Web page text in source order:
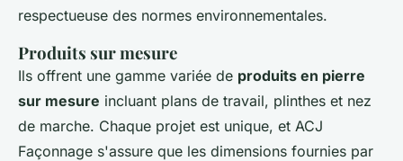
respectueuse des normes environnementales.
Produits sur mesure
Ils offrent une gamme variée de produits en pierre
sur mesure incluant plans de travail, plinthes et nez
de marche. Chaque projet est unique, et ACJ
Façonnage s'assure que les dimensions fournies par